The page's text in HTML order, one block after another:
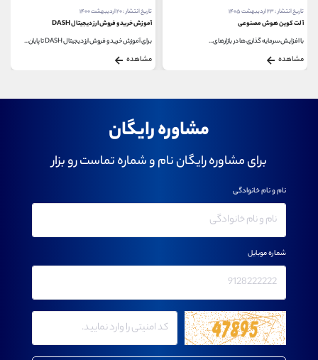
تاریخ انتشار : ۲۳ اردیبهشت ۱۴۰۵
آلت کوین هوش مصنوعی
با افزایش سرمایه‌ گذاری‌ ها در بازارهای...
مشاهده
تاریخ انتشار : ۲۰ اردیبهشت ۱۴۰۰
آموزش خرید و فروش ارز دیجیتال DASH
برای آموزش خرید و فروش ارز دیجیتال DASH تا پایان...
مشاهده
مشاوره رایگان
برای مشاوره رایگان نام و شماره تماست رو بزار
نام و نام خانوادگی
شماره موبایل